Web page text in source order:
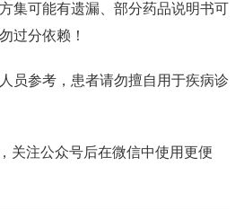
集可能有遗漏、部分药品说明书可
过分依赖！
员参考，患者请勿擅自用于疾病诊
关注公众号后在微信中使用更便